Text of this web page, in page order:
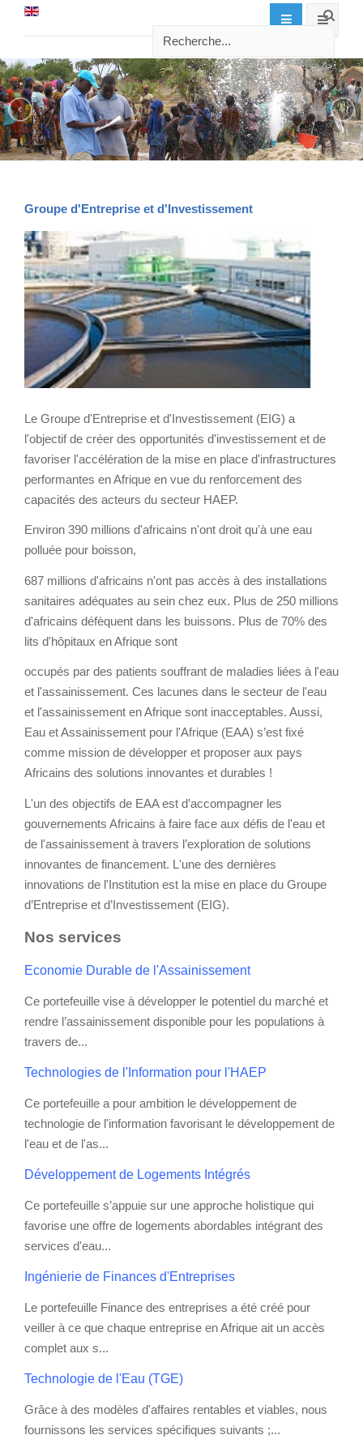
Groupe d'Entreprise et d'Investissement
Le Groupe d'Entreprise et d'Investissement (EIG) a
l'objectif de créer des opportunités d'investissement et de
favoriser l'accélération de la mise en place d'infrastructures
performantes en Afrique en vue du renforcement des
capacités des acteurs du secteur HAEP.
Environ 390 millions d'africains n'ont droit qu'à une eau
polluée pour boisson,
687 millions d'africains n'ont pas accès à des installations
sanitaires adéquates au sein chez eux. Plus de 250 millions
d'africains défèquent dans les buissons. Plus de 70% des
lits d'hôpitaux en Afrique sont
occupés par des patients souffrant de maladies liées à l'eau
et l'assainissement. Ces lacunes dans le secteur de l'eau
et l'assainissement en Afrique sont inacceptables. Aussi,
Eau et Assainissement pour l'Afrique (EAA) s’est fixé
comme mission de développer et proposer aux pays
Africains des solutions innovantes et durables !
L'un des objectifs de EAA est d’accompagner les
gouvernements Africains à faire face aux défis de l'eau et
de l'assainissement à travers l’exploration de solutions
innovantes de financement. L'une des dernières
innovations de l'Institution est la mise en place du Groupe
d’Entreprise et d’Investissement (EIG).
Nos services
Economie Durable de l'Assainissement
Ce portefeuille vise à développer le potentiel du marché et
rendre l’assainissement disponible pour les populations à
travers de...
Technologies de l'Information pour l'HAEP
Ce portefeuille a pour ambition le développement de
technologie de l'information favorisant le développement de
l'eau et de l'as...
Développement de Logements Intégrés
Ce portefeuille s’appuie sur une approche holistique qui
favorise une offre de logements abordables intégrant des
services d'eau...
Ingénierie de Finances d'Entreprises
Le portefeuille Finance des entreprises a été créé pour
veiller à ce que chaque entreprise en Afrique ait un accès
complet aux s...
Technologie de l'Eau (TGE)
Grâce à des modèles d'affaires rentables et viables, nous
fournissons les services spécifiques suivants ;...